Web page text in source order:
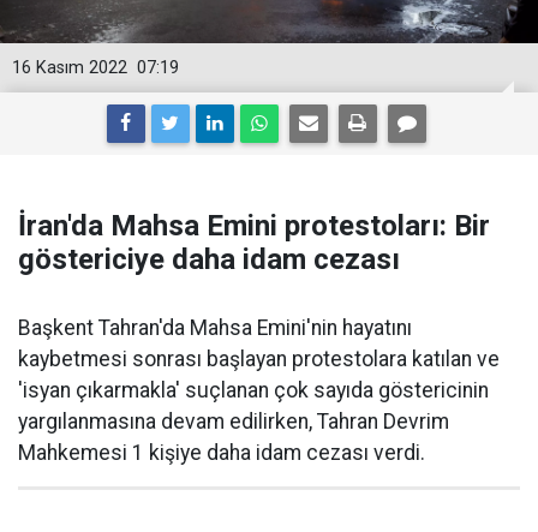
07:19
16 Kasım 2022
İran'da Mahsa Emini protestoları: Bir
göstericiye daha idam cezası
Başkent Tahran'da Mahsa Emini'nin hayatını
kaybetmesi sonrası başlayan protestolara katılan ve
'isyan çıkarmakla' suçlanan çok sayıda göstericinin
yargılanmasına devam edilirken, Tahran Devrim
Mahkemesi 1 kişiye daha idam cezası verdi.